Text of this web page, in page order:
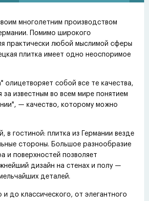
многолетним производством
Помимо широкого
практически любой мыслимой сферы
плитка имеет одно неоспоримое
олицетворяет собой все те качества,
известным во всем мире понятием
— качество, которому можно
в гостиной: плитка из Германии везде
стороны. Большое разнообразие
и поверхностей позволяет
дизайн на стенах и полу —
деталей.
до классического, от элегантного